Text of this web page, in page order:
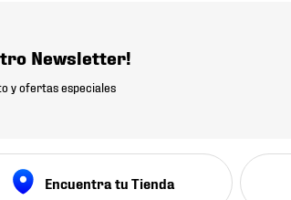
Newsletter!
y ofertas especiales
Encuentra tu Tienda